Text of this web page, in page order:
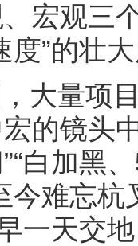
宏观三
度”的壮
大量项
的镜头
白加黑
今难忘
一天交